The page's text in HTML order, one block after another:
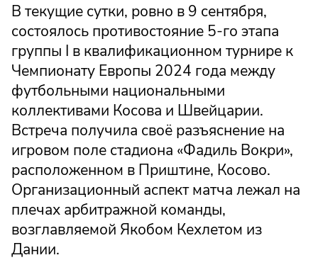
В текущие сутки, ровно в 9 сентября,
состоялось противостояние 5-го этапа
группы I в квалификационном турнире к
Чемпионату Европы 2024 года между
футбольными национальными
коллективами Косова и Швейцарии.
Встреча получила своё разъяснение на
игровом поле стадиона «Фадиль Вокри»,
расположенном в Приштине, Косово.
Организационный аспект матча лежал на
плечах арбитражной команды,
возглавляемой Якобом Кехлетом из
Дании.